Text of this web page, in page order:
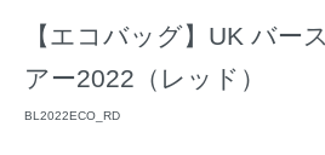
【エコバッグ】UK バー
アー2022（レッド）
BL2022ECO_RD